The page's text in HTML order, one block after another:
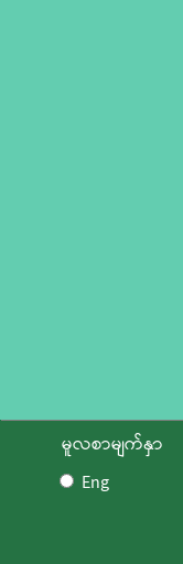
မူလစာမျက်နှာ
Eng